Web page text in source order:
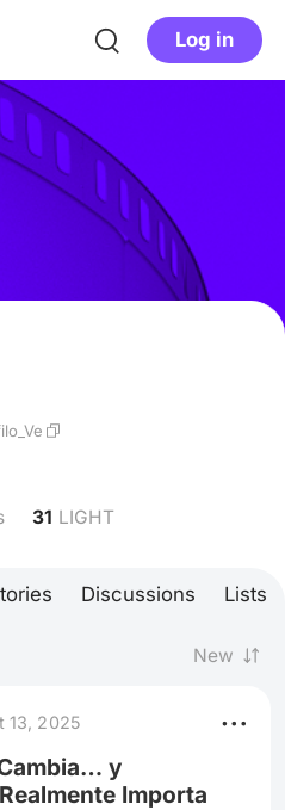
Log in
31 LIGHT
Discussions Lists
New
13, 2025
y
Importa